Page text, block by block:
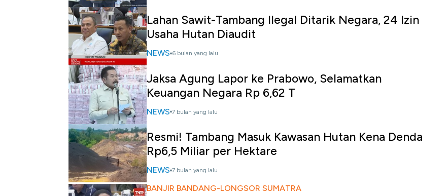
Lahan Sawit-Tambang Ilegal Ditarik Negara, 24 Izin
Usaha Hutan Diaudit
NEWS 6 bulan yang lalu
Jaksa Agung Lapor ke Prabowo, Selamatkan
Keuangan Negara Rp 6,62 T
NEWS 7 bulan yang lalu
Resmi! Tambang Masuk Kawasan Hutan Kena Denda
Rp6,5 Miliar per Hektare
NEWS 7 bulan yang lalu
BANJIR BANDANG-LONGSOR SUMATRA